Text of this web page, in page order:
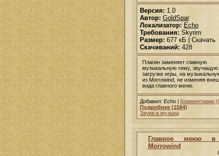
Версия: 1.0
Автор: GoldSpar
Локализатор: Echo
Требования: Skyrim
Размер: 677 кБ | Скачать
Скачиваний: 428
Плагин заменяет главную
музыкальную тему, звучащую
загрузке игры, на
из Morrowind, не изменяя
вида главного меню.
Добавил: Echo | Комментарии
Подробнее (1584)
Звуки и музыка
Главное меню в
Morrowind